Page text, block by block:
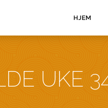
HJEM
UKE